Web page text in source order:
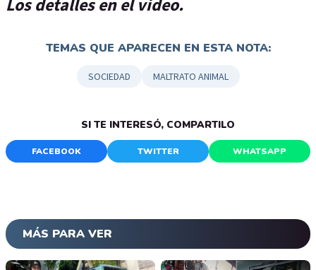
Los detalles en el video.
TEMAS QUE APARECEN EN ESTA NOTA:
SOCIEDAD MALTRATO ANIMAL
SI TE INTERESÓ, COMPARTILO
FACEBOOK TWITTER WHATSAPP
MÁS PARA VER